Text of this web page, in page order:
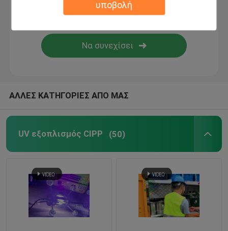
υποβολή
Συσκευαστής σωλήνων
Πυροβολητέος πλέκτης σωλήνων
Αντλίες αποχέτευσης
ΑΛΛΕΣ ΚΑΤΗΓΟΡΙΕΣ ΑΠΟ ΜΑΣ
UV εξοπλισμός CIPP (50)